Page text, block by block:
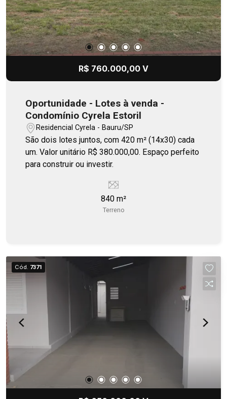
R$ 760.000,00 V
Oportunidade - Lotes à venda -
Condomínio Cyrela Estoril
Residencial Cyrela - Bauru/SP
São dois lotes juntos, com 420 m² (14x30) cada
um. Valor unitário R$ 380.000,00. Espaço perfeito
para construir ou investir.
840 m²
Terreno
Cód. 7371